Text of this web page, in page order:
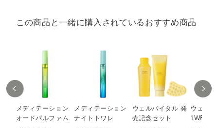
この商品と一緒に購入されているおすすめ商品
メディテーション
オードパルファム
メディテーション
ナイトトワレ
ウェルバイタル 発
売記念セット
ウェル
1WEEK